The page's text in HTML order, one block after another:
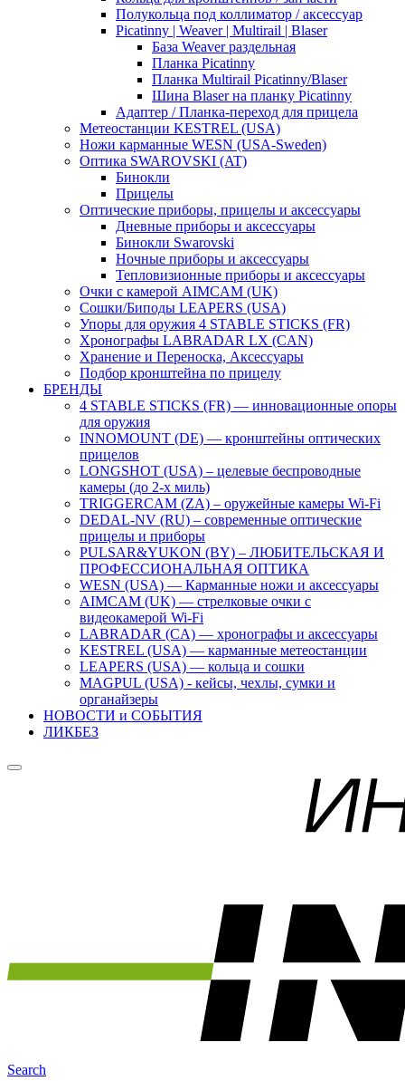
Полукольца под коллиматор / аксессуар
Picatinny | Weaver | Multirail | Blaser
База Weaver раздельная
Планка Picatinny
Планка Multirail Picatinny/Blaser
Шина Blaser на планку Picatinny
Адаптер / Планка-переход для прицела
Метеостанции KESTREL (USA)
Ножи карманные WESN (USA-Sweden)
Оптика SWAROVSKI (AT)
Бинокли
Прицелы
Оптические приборы, прицелы и аксессуары
Дневные приборы и аксессуары
Бинокли Swarovski
Ночные приборы и аксессуары
Тепловизионные приборы и аксессуары
Очки с камерой AIMCAM (UK)
Сошки/Биподы LEAPERS (USA)
Упоры для оружия 4 STABLE STICKS (FR)
Хронографы LABRADAR LX (CAN)
Хранение и Переноска, Аксессуары
Подбор кронштейна по прицелу
БРЕНДЫ
4 STABLE STICKS (FR) — инновационные опоры
для оружия
INNOMOUNT (DE) — кронштейны оптических
прицелов
LONGSHOT (USA) – целевые беспроводные
камеры (до 2-х миль)
TRIGGERCAM (ZA) – оружейные камеры Wi-Fi
DEDAL-NV (RU) – современные оптические
прицелы и приборы
PULSAR&YUKON (BY) – ЛЮБИТЕЛЬСКАЯ И
ПРОФЕССИОНАЛЬНАЯ ОПТИКА
WESN (USA) — Карманные ножи и аксессуары
AIMCAM (UK) — стрелковые очки с
видеокамерой Wi-Fi
LABRADAR (CA) — хронографы и аксессуары
KESTREL (USA) — карманные метеостанции
LEAPERS (USA) — кольца и сошки
MAGPUL (USA) - кейсы, чехлы, сумки и
органайзеры
НОВОСТИ и СОБЫТИЯ
ЛИКБЕЗ
Search